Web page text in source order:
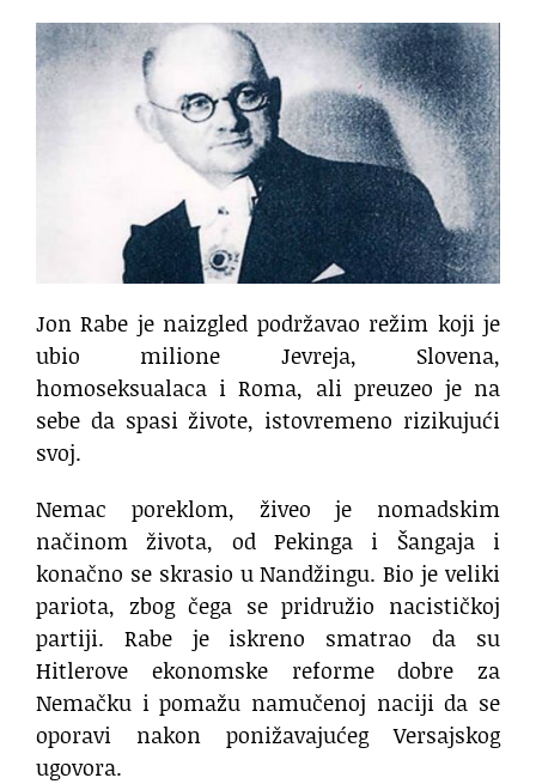
Jon Rabe je naizgled podržavao režim koji je
ubio milione Jevreja, Slovena,
homoseksualaca i Roma, ali preuzeo je na
sebe da spasi živote, istovremeno rizikujući
svoj.
Nemac poreklom, živeo je nomadskim
načinom života, od Pekinga i Šangaja i
konačno se skrasio u Nandžingu. Bio je veliki
pariota, zbog čega se pridružio nacističkoj
partiji. Rabe je iskreno smatrao da su
Hitlerove ekonomske reforme dobre za
Nemačku i pomažu namučenoj naciji da se
oporavi nakon ponižavajućeg Versajskog
ugovora.